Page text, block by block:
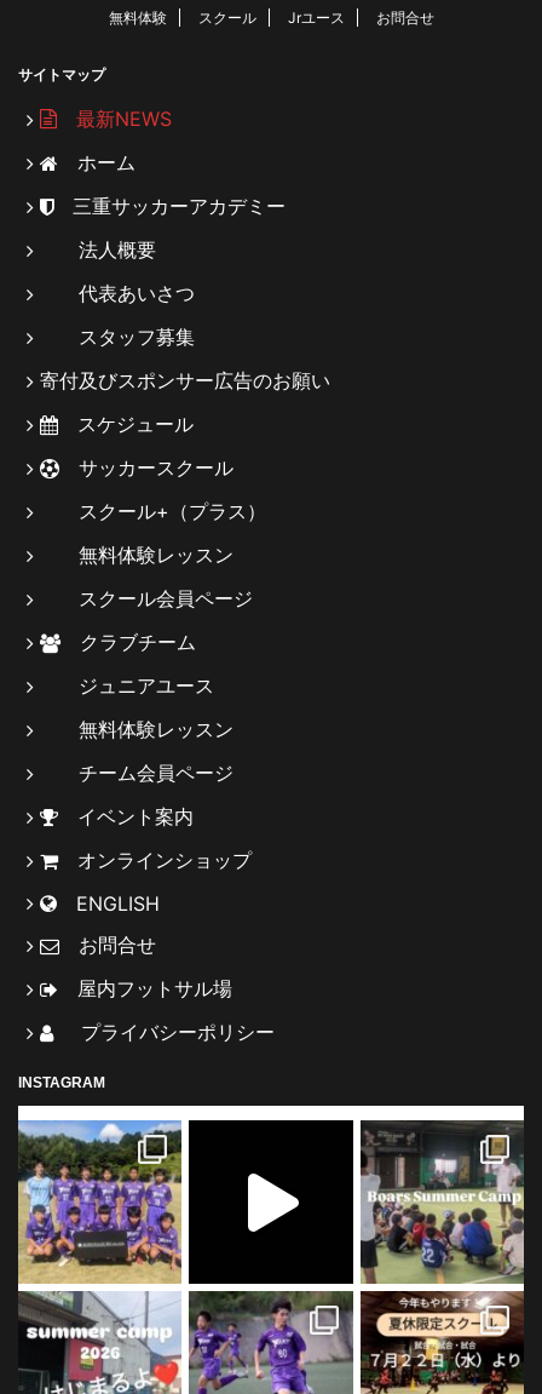
無料体験 スクール Jrユース お問合せ
サイトマップ
最新NEWS
ホーム
三重サッカーアカデミー
法人概要
代表あいさつ
スタッフ募集
寄付及びスポンサー広告のお願い
スケジュール
サッカースクール
スクール+（プラス）
無料体験レッスン
スクール会員ページ
クラブチーム
ジュニアユース
無料体験レッスン
チーム会員ページ
イベント案内
オンラインショップ
ENGLISH
お問合せ
屋内フットサル場
プライバシーポリシー
INSTAGRAM